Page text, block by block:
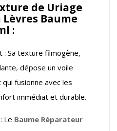
de Uriage
Baume
:
: Sa texture filmogène,
dépose un voile
fusionne avec les
immédiat et durable.
Le Baume Réparateur